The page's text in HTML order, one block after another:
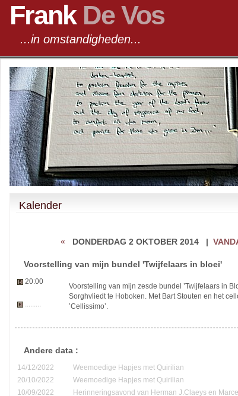
Frank De Vos
...in omstandigheden...
Kalender
« DONDERDAG 2 OKTOBER 2014|
Voorstelling van mijn bundel 'Twijfelaars in bloei'
20:00
Voorstelling van mijn zesde bundel ’Twijfelaars in
Sorghvliedt te Hoboken. Met Bart Stouten en het
’Cellissimo’.
Andere data :
14/12/2022
Weemoedige Hapjes met Quirilian
20/10/2022
Weemoedige Hapjes met Quirilian
10/09/2022
Herinneringsavond van Herman J.Claeys en